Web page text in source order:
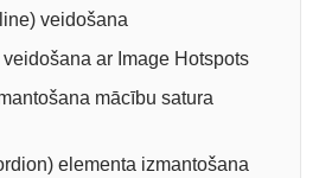
veidošana
ar Image Hotspots
mācību satura
elementa izmantošana